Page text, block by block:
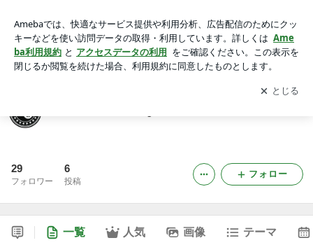
アプリをダウンロードして ブログの更新通知
を受け取りまし
ょう。
開く
29
フォロワー
6
投稿
フォロー
一覧 人気 画像 テーマ